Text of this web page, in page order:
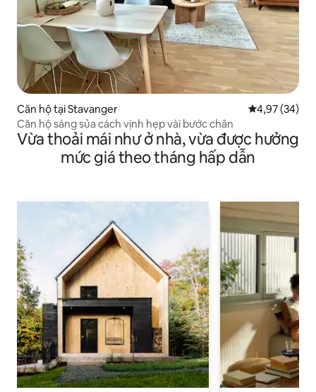
Căn hộ tại Stavanger Xếp hạng
4,97 (34)
Căn hộ sáng sủa cách vịnh hẹp vài bước chân
Vừa thoải mái như ở nhà, vừa được hưởng
mức giá theo tháng hấp dẫn